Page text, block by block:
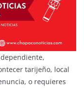
tarijeño, local
o requieres